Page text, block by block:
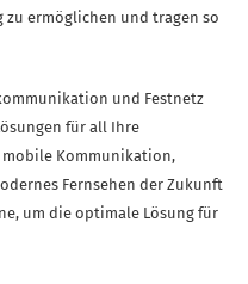
ermöglichen und tragen so
und Festnetz
für all Ihre
Kommunikation,
Fernsehen der Zukunft
um die optimale Lösung für